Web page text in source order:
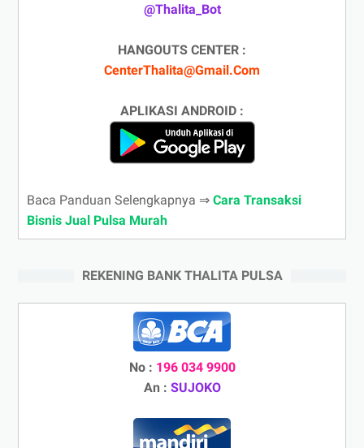
@Thalita_Bot
HANGOUTS CENTER :
CenterThalita@Gmail.Com
APLIKASI ANDROID :
Baca Panduan Selengkapnya ⇒ Cara Transaksi
Bisnis Jual Pulsa Murah
REKENING BANK THALITA PULSA
No : 196 034 9900
An : SUJOKO